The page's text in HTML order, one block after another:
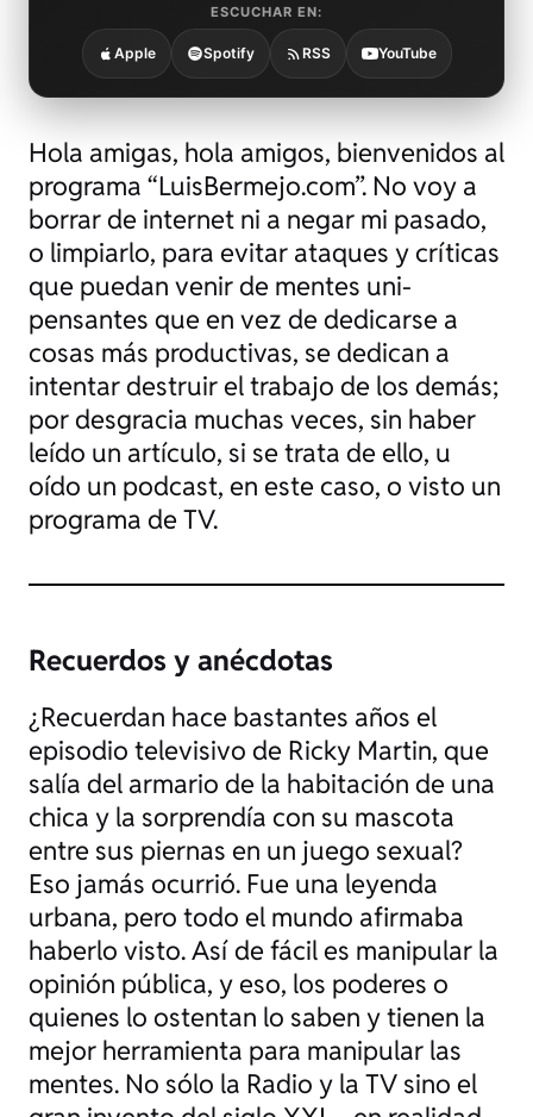
ESCUCHAR EN:
Apple Spotify RSS YouTube
Hola amigas, hola amigos, bienvenidos al
programa “LuisBermejo.com”. No voy a
borrar de internet ni a negar mi pasado,
o limpiarlo, para evitar ataques y críticas
que puedan venir de mentes uni-
pensantes que en vez de dedicarse a
cosas más productivas, se dedican a
intentar destruir el trabajo de los demás;
por desgracia muchas veces, sin haber
leído un artículo, si se trata de ello, u
oído un podcast, en este caso, o visto un
programa de TV.
Recuerdos y anécdotas
¿Recuerdan hace bastantes años el
episodio televisivo de Ricky Martin, que
salía del armario de la habitación de una
chica y la sorprendía con su mascota
entre sus piernas en un juego sexual?
Eso jamás ocurrió. Fue una leyenda
urbana, pero todo el mundo afirmaba
haberlo visto. Así de fácil es manipular la
opinión pública, y eso, los poderes o
quienes lo ostentan lo saben y tienen la
mejor herramienta para manipular las
mentes. No sólo la Radio y la TV sino el